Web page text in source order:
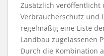
Zusätzlich veröffentlicht
Verbraucherschutz und
regelmäßig eine Liste
Landbau zugelassenen
Durch die Kombination